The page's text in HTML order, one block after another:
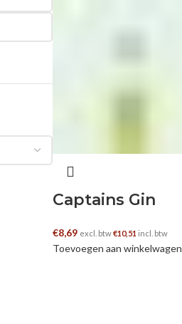
Captains Gin
€8,69 excl. btw€10,51 incl. btw
Toevoegen aan winkelwagen